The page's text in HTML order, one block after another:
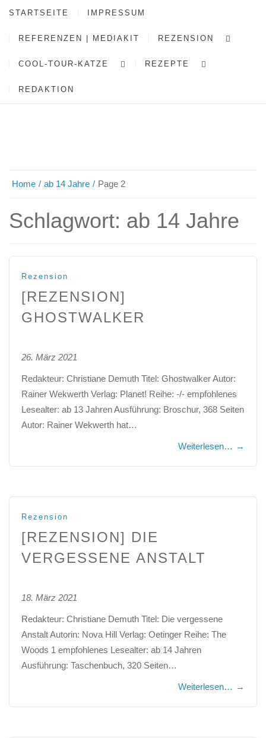
STARTSEITE IMPRESSUM
REFERENZEN | MEDIAKIT REZENSION
COOL-TOUR-KATZE REZEPTE
REDAKTION
Home ab 14 Jahre Page 2
Schlagwort: ab 14 Jahre
Rezension
[REZENSION]
GHOSTWALKER
26. März 2021
Redakteur: Christiane Demuth Titel: Ghostwalker Autor:
Rainer Wekwerth Verlag: Planet! Reihe: -/- empfohlenes
Lesealter: ab 13 Jahren Ausführung: Broschur, 368 Seiten
Autor: Rainer Wekwerth hat…
Weiterlesen… →
Rezension
[REZENSION] DIE
VERGESSENE ANSTALT
18. März 2021
Redakteur: Christiane Demuth Titel: Die vergessene
Anstalt Autorin: Nova Hill Verlag: Oetinger Reihe: The
Woods 1 empfohlenes Lesealter: ab 14 Jahren
Ausführung: Taschenbuch, 320 Seiten…
Weiterlesen… →